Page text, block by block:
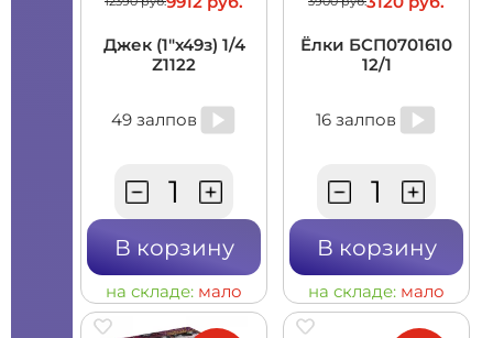
Джек (1"х49з) 1/4
Z1122
49 залпов
В корзину
на складе: мало
Ёлки БСП0701610
12/1
16 залпов
В корзину
на складе: мало